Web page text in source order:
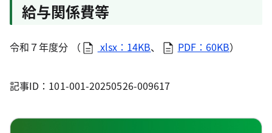
給与関係費等
令和７年度分 （ xlsx：14KB、 PDF：60KB）
記事ID：101-001-20250526-009617